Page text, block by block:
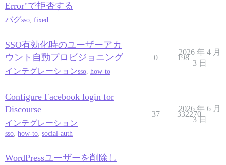
Error"で拒否する
バグsso fixed
SSO有効化時のユーザーアカ
ウント自動プロビジョニング
インテグレーションsso how-to
0 198
2026 年 4 月
3 日
Configure Facebook login for
Discourse
インテグレーション
sso, how-to, social-auth
37 332270
2026 年 6 月
3 日
WordPressユーザーを削除し